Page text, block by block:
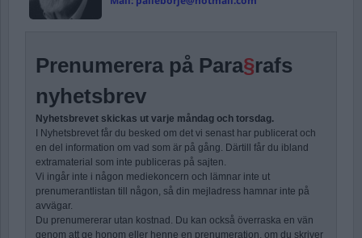
Prenumerera på Para§rafs
nyhetsbrev
Nyhetsbrevet skickas ut varje måndag och torsdag.
I Nyhetsbrevet får du besked om det vi senast har publicerat och
en del information om vad som är på gång. Därtill får du ibland
extramaterial som inte publiceras på sajten.
Vi ingår inte i någon mediekoncern och lämnar inte ut
prenumerantlistan till någon, så din mejladress hamnar inte på
avvägar.
Du prenumererar utan kostnad. Du kan också överraska en vän
genom att ge honom eller henne en prenumeration, om du skriver